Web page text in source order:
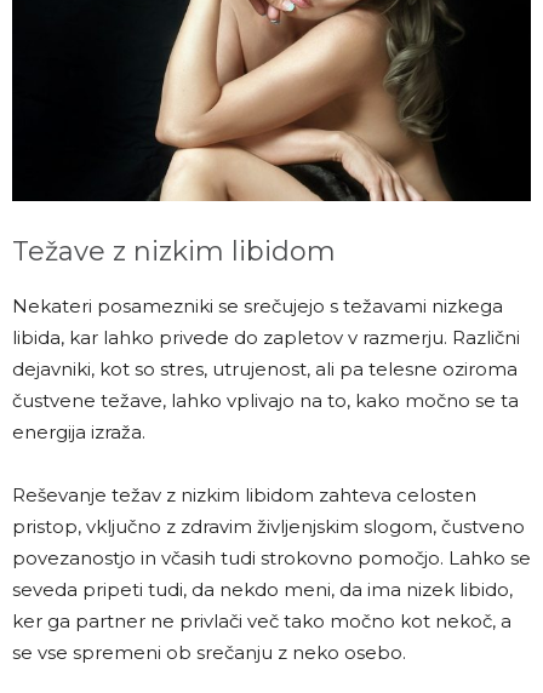
Težave z nizkim libidom
Nekateri posamezniki se srečujejo s težavami nizkega
libida, kar lahko privede do zapletov v razmerju. Različni
dejavniki, kot so stres, utrujenost, ali pa telesne oziroma
čustvene težave, lahko vplivajo na to, kako močno se ta
energija izraža.
Reševanje težav z nizkim libidom zahteva celosten
pristop, vključno z zdravim življenjskim slogom, čustveno
povezanostjo in včasih tudi strokovno pomočjo. Lahko se
seveda pripeti tudi, da nekdo meni, da ima nizek libido,
ker ga partner ne privlači več tako močno kot nekoč, a
se vse spremeni ob srečanju z neko osebo.